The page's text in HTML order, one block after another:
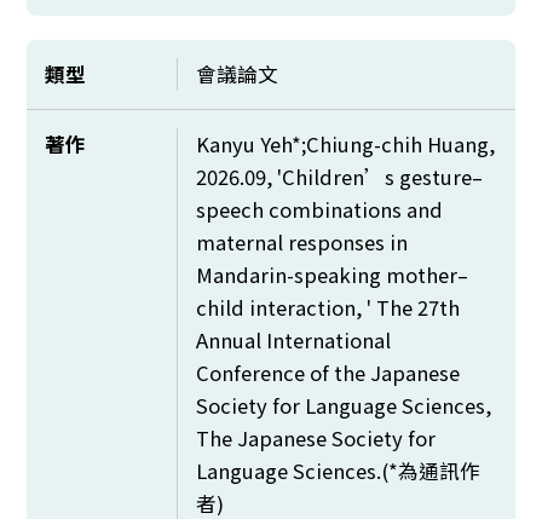
類型 會議論文
著作
Kanyu Yeh*;Chiung-chih Huang,
2026.09, 'Children’s gesture–
speech combinations and
maternal responses in
Mandarin-speaking mother–
child interaction, ' The 27th
Annual International
Conference of the Japanese
Society for Language Sciences,
The Japanese Society for
Language Sciences.(*為通訊作
者)